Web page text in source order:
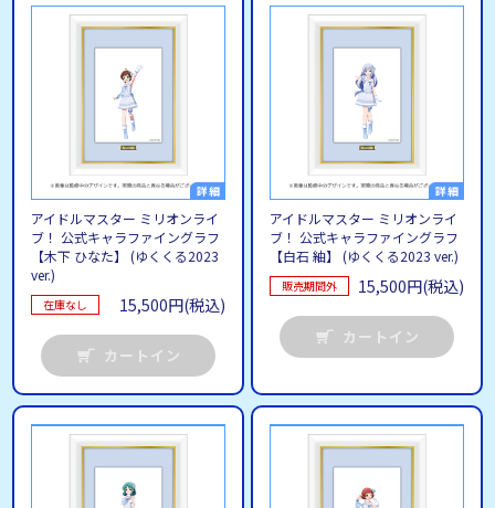
アイドルマスター ミリオンライ
ブ！ 公式キャラファイングラフ
【木下 ひなた】 (ゆくくる2023
ver.)
在庫なし 15,500円(税込)
カートイン
アイドルマスター ミリオンライ
ブ！ 公式キャラファイングラフ
【白石 紬】 (ゆくくる2023 ver.)
販売期間外 15,500円(税込)
カートイン